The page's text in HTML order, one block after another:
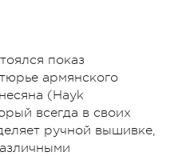
показ
армянского
(Hayk
всегда в своих
ручной вышивке,